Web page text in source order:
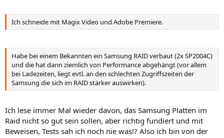
hatten sie gestern eine Wiederholung von dem Thema Pinnacle /
Hardware.
meckern.
Ich schneide mit Magix Video und Adobe Premiere.
Habe bei einem Bekannten ein Samsung RAID verbaut (2x SP2004C)
und die hat dann ziemlich von Performance abgehängt (vor allem
bei Ladezeiten, liegt evtl. an den schlechten Zugriffszeiten der
Samsung die sich im RAID stärker auswirken).
Ich lese immer Mal wieder davon, das Samsung Platten im
Raid nicht so gut sein sollen, aber richtig fundiert und mit
Beweisen, Tests sah ich noch nie was!? Also ich bin von der